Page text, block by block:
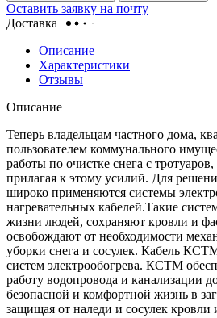
Оставить заявку на почту
Доставка
Описание
Характеристики
Отзывы
Описание
Теперь владельцам частного дома,
пользователем коммунального
работы по очистке снега с
прилагая к этому усилий. Для
широко применяются системы
нагревательных кабелей.Такие
жизни людей, сохраняют кровли и
освобождают от необходимости
уборки снега и сосулек. Кабель
систем электрообогрева. КСТМ
работу водопровода и канализации
безопасной и комфортной жизнь в
защищая от наледи и сосулек кровли